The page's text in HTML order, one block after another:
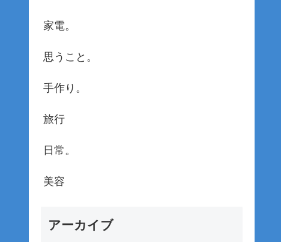
家電。
思うこと。
手作り。
旅行
日常。
美容
アーカイブ